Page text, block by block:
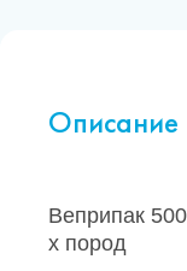
Описание
Веприпак
х пород